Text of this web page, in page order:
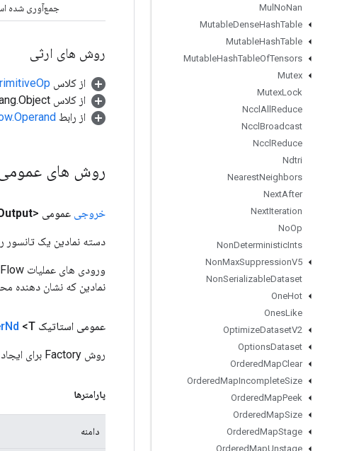
Mul NoNan
MutableDenseHashTable
MutableHashTable
MutableHashTableOfTensors
Mutex
MutexLock
Nccl All Reduce
Nccl Broadcast
Nccl Reduce
Ndtri
NearestNeighbors
NextAfter
NextIteration
NoOp
NonDeterministicInts
NonMaxSuppressionV5
NonSerializableDataset
OneHot
OnesLike
OptimizeDatasetV2
OptionsDataset
OrderedMapClear
OrderedMapIncompleteSize
OrderedMapPeek
OrderedMapSize
OrderedMapStage
OrderedMapUnstage
جمع‌آوری شده
روش های ارثی
از کلاس
از کلاس java.lang.Object
از رابط
روش های
خروجی عمومی <T>
دسته نمادین یک تانسور
نمادین که نشان دهنده
عمومی استاتیک Nd <T>
روش Factory برای ایجاد کلاسی که عملیات GatherNd جدید را بسته بندی می کند.
پارامترها
دامنه